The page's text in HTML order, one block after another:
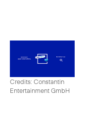
Credits: Constantin
Entertainment GmbH